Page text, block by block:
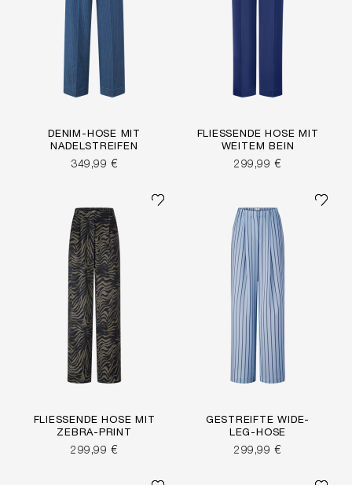
DENIM-HOSE MIT
NADELSTREIFEN
349,99 €
FLIESSENDE HOSE MIT W
EITEM BEIN
299,99 €
FLIESSENDE HOSE MIT Z
EBRA-PRINT
299,99 €
GESTREIFTE WIDE-
LEG-HOSE
299,99 €